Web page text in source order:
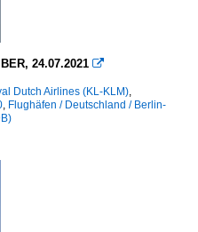
24.07.2021 
Dutch Airlines (KL-KLM)
Flughäfen / Deutschland / Berlin-